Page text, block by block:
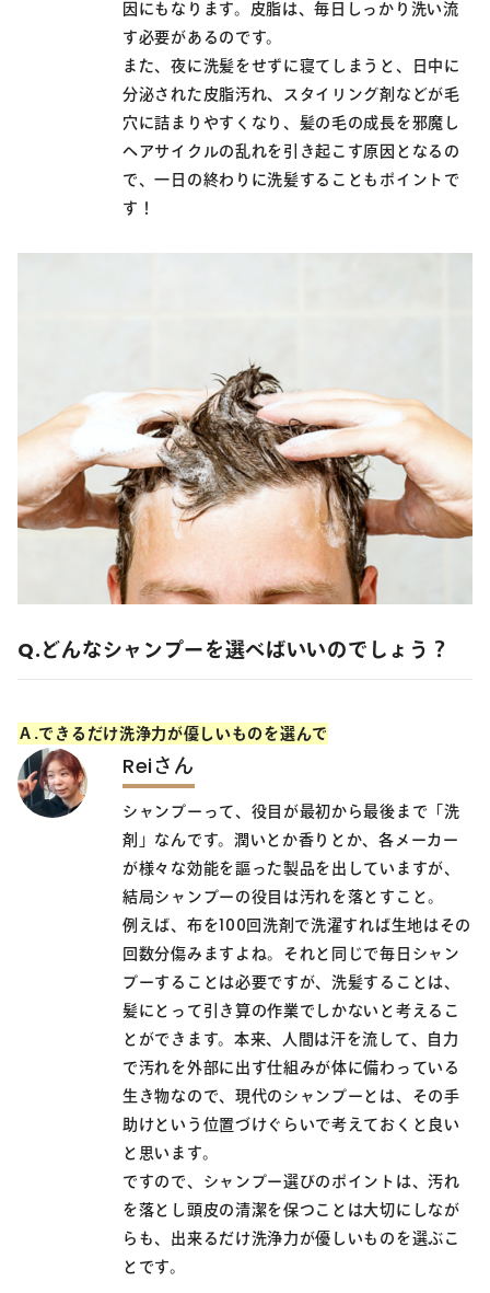
因にもなります。皮脂は、毎日しっかり洗い流
す必要があるのです。
また、夜に洗髪をせずに寝てしまうと、日中に
分泌された皮脂汚れ、スタイリング剤などが毛
穴に詰まりやすくなり、髪の毛の成長を邪魔し
ヘアサイクルの乱れを引き起こす原因となるの
で、一日の終わりに洗髪することもポイントで
す！
Q.どんなシャンプーを選べばいいのでしょう？
Ａ.できるだけ洗浄力が優しいものを選んで
Reiさん
シャンプーって、役目が最初から最後まで「洗
剤」なんです。潤いとか香りとか、各メーカー
が様々な効能を謳った製品を出していますが、
結局シャンプーの役目は汚れを落とすこと。
例えば、布を100回洗剤で洗濯すれば生地はその
回数分傷みますよね。それと同じで毎日シャン
プーすることは必要ですが、洗髪することは、
髪にとって引き算の作業でしかないと考えるこ
とができます。本来、人間は汗を流して、自力
で汚れを外部に出す仕組みが体に備わっている
生き物なので、現代のシャンプーとは、その手
助けという位置づけぐらいで考えておくと良い
と思います。
ですので、シャンプー選びのポイントは、汚れ
を落とし頭皮の清潔を保つことは大切にしなが
らも、出来るだけ洗浄力が優しいものを選ぶこ
とです。